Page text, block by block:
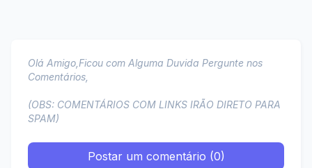
Olá Amigo,Ficou com Alguma Duvida Pergunte nos
Comentários,
(OBS: COMENTÁRIOS COM LINKS IRÃO DIRETO PARA
SPAM)
Postar um comentário (0)